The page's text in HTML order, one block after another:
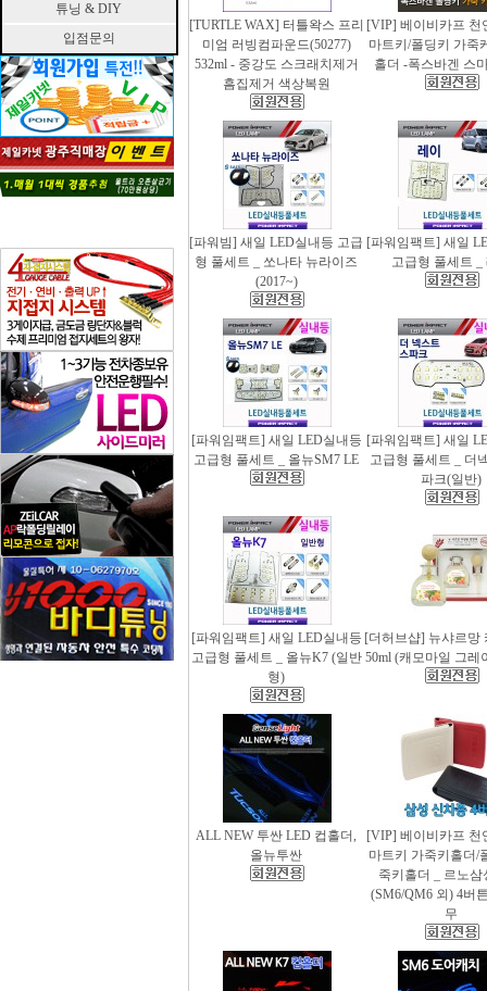
튜닝 & DIY
입점문의
[TURTLE WAX] 터틀왁스 프리
미엄 러빙컴파운드(50277)
532ml - 중강도 스크래치제거
흠집제거 색상복원
[VIP] 베이비카프 천
마트키/폴딩키 가죽
홀더 -폭스바겐 스
[파워빔] 새일 LED실내등 고급
형 풀세트 _ 쏘나타 뉴라이즈
(2017~)
[파워임팩트] 새일
고급형 풀세트 _
[파워임팩트] 새일 LED실내등
고급형 풀세트 _ 올뉴SM7 LE
[파워임팩트] 새일
고급형 풀세트 _ 더
파크(일반)
[파워임팩트] 새일 LED실내등
고급형 풀세트 _ 올뉴K7 (일반
형)
[더허브샵] 뉴샤르망
50ml (캐모마일 그레
ALL NEW 투싼 LED 컵홀더,
올뉴투싼
[VIP] 베이비카프 천
마트키 가죽키홀더/
죽키홀더 _ 르노삼
(SM6/QM6 외) 4버
무